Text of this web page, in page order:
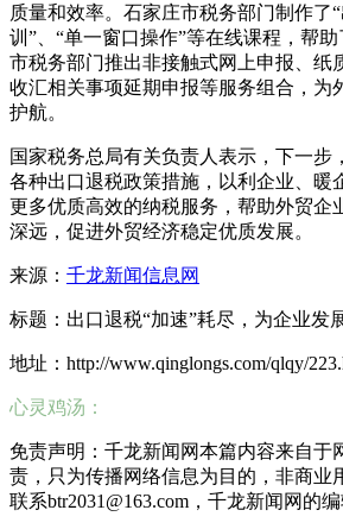
质量和效率。石家庄市税务部门制作了
训”、“单一窗口操作”等在线课程，帮
市税务部门推出非接触式网上申报、纸
收汇相关事项延期申报等服务组合，为
护航。
国家税务总局有关负责人表示，下一步
各种出口退税政策措施，以利企业、暖
更多优质高效的纳税服务，帮助外贸企
深远，促进外贸经济稳定优质发展。
来源： 千龙新闻信息网
标题：出口退税“加速”耗尽，为企业发
地址：http://www.qinglongs.com/qlqy/
心灵鸡汤：
免责声明：千龙新闻网本篇内容来自于
责，只为传播网络信息为目的，非商业
联系btr2031@163.com，千龙新闻网的